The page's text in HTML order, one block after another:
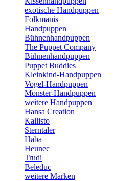
exotische Handpuppen
Folkmanis
Handpuppen
Bühnenhandpuppen
The Puppet Company
Bühnenhandpuppen
Puppet Buddies
Kleinkind-Handpuppen
Vogel-Handpuppen
Monster-Handpuppen
weitere Handpuppen
Hansa Creation
Kallisto
Sterntaler
Haba
Heunec
Trudi
Beleduc
weitere Marken